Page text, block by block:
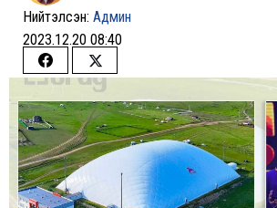
Нийтэлсэн: Админ
2023.12.20 08:40
Share
on
Facebook
Share
on
Twitter